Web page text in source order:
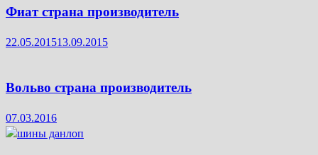
Фиат страна производитель
22.05.201513.09.2015
Вольво страна производитель
07.03.2016